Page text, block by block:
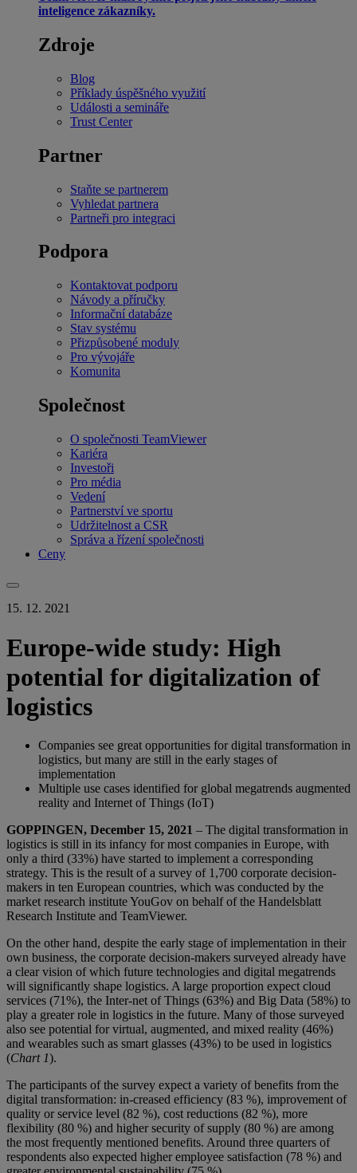
inteligence zákazníky.
Zdroje
Blog
Příklady úspěšného využití
Události a semináře
Trust Center
Partner
Staňte se partnerem
Vyhledat partnera
Partneři pro integraci
Podpora
Kontaktovat podporu
Návody a příručky
Informační databáze
Stav systému
Přizpůsobené moduly
Pro vývojáře
Komunita
Společnost
O společnosti TeamViewer
Kariéra
Investoři
Pro média
Vedení
Partnerství ve sportu
Udržitelnost a CSR
Správa a řízení společnosti
Ceny
15. 12. 2021
Europe-wide study: High
potential for digitalization of
logistics
Companies see great opportunities for digital transformation in
logistics, but many are still in the early stages of
implementation
Multiple use cases identified for global megatrends augmented
reality and Internet of Things (IoT)
GOPPINGEN, December 15, 2021 – The digital transformation in
logistics is still in its infancy for most companies in Europe, with
only a third (33%) have started to implement a corresponding
strategy. This is the result of a survey of 1,700 corporate decision-
makers in ten European countries, which was conducted by the
market research institute YouGov on behalf of the Handelsblatt
Research Institute and TeamViewer.
On the other hand, despite the early stage of implementation in their
own business, the corporate decision-makers surveyed already have
a clear vision of which future technologies and digital megatrends
will significantly shape logistics. A large proportion expect cloud
services (71%), the Inter-net of Things (63%) and Big Data (58%) to
play a greater role in logistics in the future. Many of those surveyed
also see potential for virtual, augmented, and mixed reality (46%)
and wearables such as smart glasses (43%) to be used in logistics
(Chart 1).
The participants of the survey expect a variety of benefits from the
digital transformation: in-creased efficiency (83 %), improvement of
quality or service level (82 %), cost reductions (82 %), more
flexibility (80 %) and higher security of supply (80 %) are among
the most frequently mentioned benefits. Around three quarters of
respondents also expected higher employee satisfaction (78 %) and